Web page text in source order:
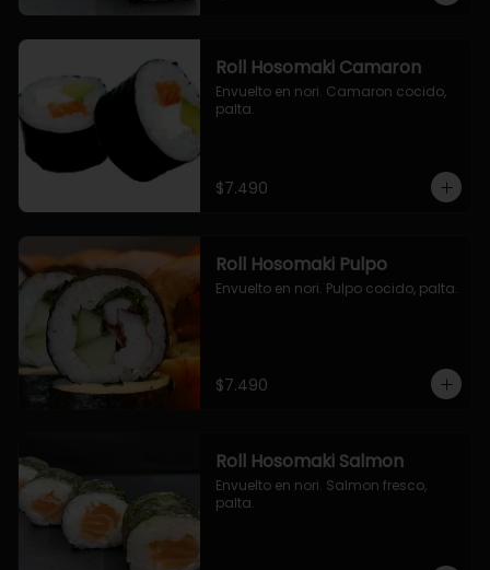
Roll Hosomaki Camaron
Envuelto en nori. Camaron cocido,
palta.
$7.490
Roll Hosomaki Pulpo
Envuelto en nori. Pulpo cocido, palta.
$7.490
Roll Hosomaki Salmon
Envuelto en nori. Salmon fresco,
palta.